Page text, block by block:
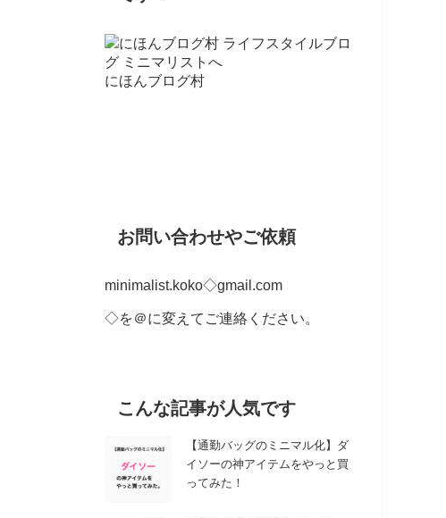
にほんブログ村
お問い合わせやご依頼
minimalist.koko◇gmail.com
◇を＠に変えてご連絡ください。
こんな記事が人気です
【通勤バッグのミニマル化】ダ
イソーの神アイテムをやっと買
ってみた！